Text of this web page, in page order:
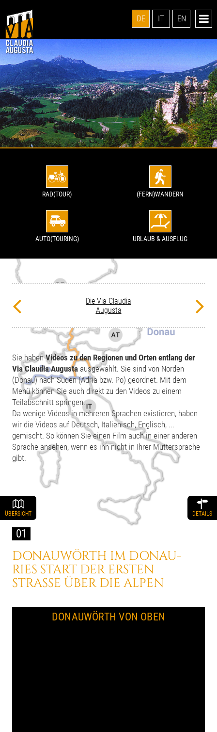
DE IT EN
RAD(TOUR) (FERN)WANDERN
AUTO(TOURING) URLAUB & AUSFLUG
Die Via Claudia
Augusta
Sie habenVideos zu den Regionen und Orten entlang der
Via Claudia Augusta ausgewählt. Sie sind von Norden
(Donau) nach Süden (Adria bzw. Po) geordnet. Mit dem
Menü können Sie auch direkt zu den Videos zu einem
Teilabschnitt springen.
Da wenige Videos in mehreren Sprachen existieren, haben
wir die Videos auf Deutsch, Italienisch, Englisch, ...
gemischt. So können Sie einen Film auch in einer anderen
Sprache ansehen, wenn es ihn nicht in Ihrer Muttersprache
gibt.
ÜBERSICHT DETAILS
DONAUWÖRTH IM DONAU-
RIES START DER ERSTEN
STRASSE
ÜBER DIE ALPEN
01
DONAUWÖRTH VON OBEN